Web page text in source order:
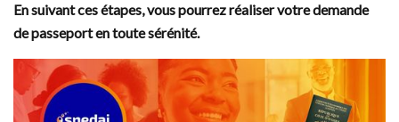
En suivant ces étapes, vous pourrez réaliser votre demande
de passeport en toute sérénité.